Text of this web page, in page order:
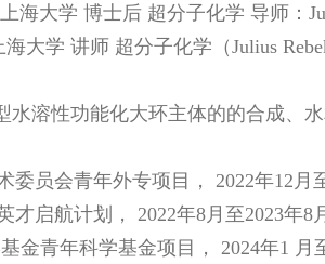
上海大学 博士后 超分子化学 导师：
大学 讲师 超分子化学（Julius
水溶性功能化大环主体的的合成、
委员会青年外专项目， 2022年12月
才启航计划， 2022年8月至2023年8
金青年科学基金项目， 2024年1 月